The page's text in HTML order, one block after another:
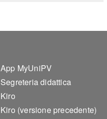
Footer 2
App MyUniPV
Segreteria didattica
Kiro
Kiro (versione precedente)